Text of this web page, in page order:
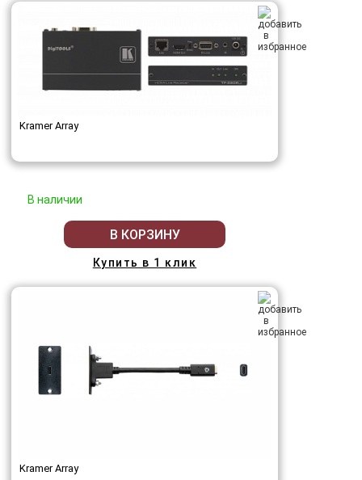
Kramer Array
В наличии
В КОРЗИНУ
Купить в 1 клик
Kramer Array